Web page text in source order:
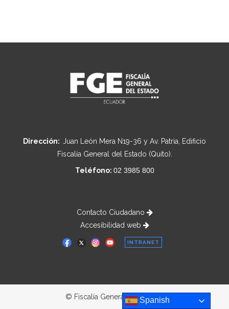
Dirección: Juan León Mera N19-36 y Av. Patria, Edificio
Fiscalía General del Estado (Quito).
Teléfono: 02 3985 800
Contacto Ciudadano
Accesibilidad web
INTRANET
© Fiscalía General del Estado
Spanish